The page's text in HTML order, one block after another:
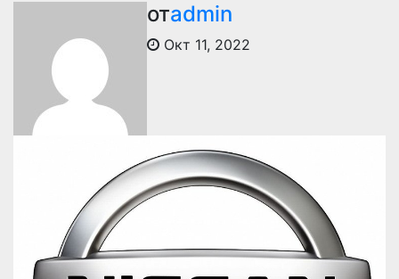
отadmin
Окт 11, 2022